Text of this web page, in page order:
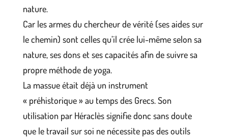
nature.
Car les armes du chercheur de vérité (ses aides sur
le chemin) sont celles qu’il crée lui-même selon sa
nature, ses dons et ses capacités afin de suivre sa
propre méthode de yoga.
La massue était déjà un instrument
« préhistorique » au temps des Grecs. Son
utilisation par Héraclès signifie donc sans doute
que le travail sur soi ne nécessite pas des outils